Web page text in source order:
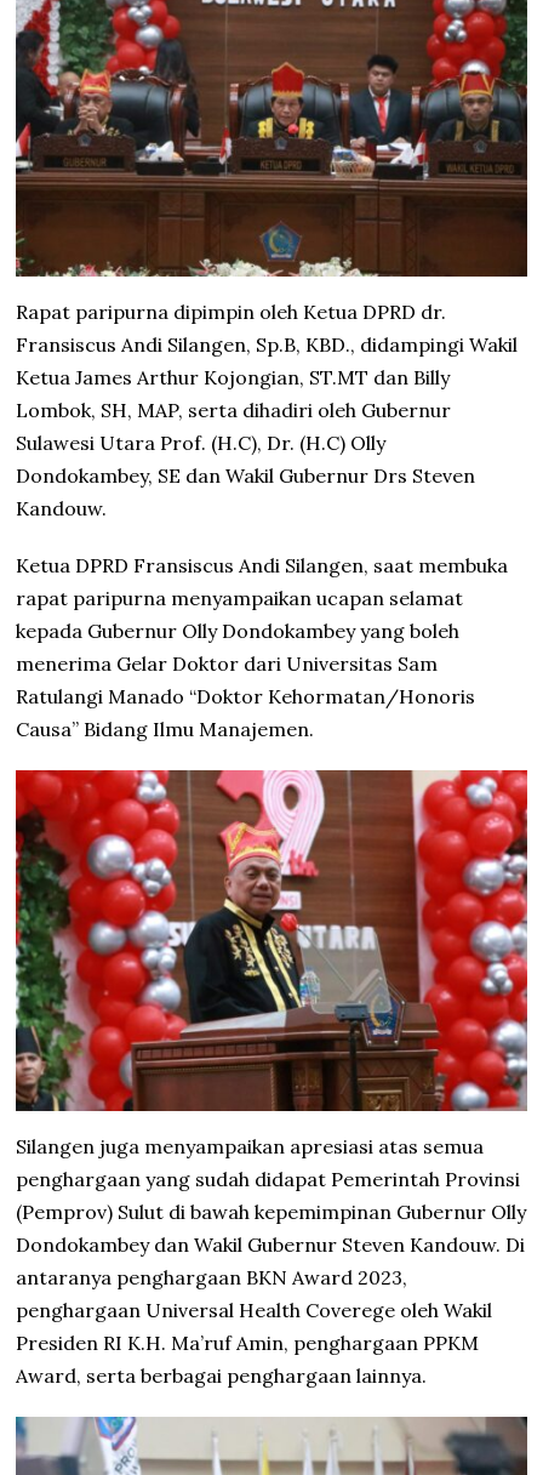
Rapat paripurna dipimpin oleh Ketua DPRD dr.
Fransiscus Andi Silangen, Sp.B, KBD., didampingi Wakil
Ketua James Arthur Kojongian, ST.MT dan Billy
Lombok, SH, MAP, serta dihadiri oleh Gubernur
Sulawesi Utara Prof. (H.C), Dr. (H.C) Olly
Dondokambey, SE dan Wakil Gubernur Drs Steven
Kandouw.
Ketua DPRD Fransiscus Andi Silangen, saat membuka
rapat paripurna menyampaikan ucapan selamat
kepada Gubernur Olly Dondokambey yang boleh
menerima Gelar Doktor dari Universitas Sam
Ratulangi Manado “Doktor Kehormatan/Honoris
Causa” Bidang Ilmu Manajemen.
Silangen juga menyampaikan apresiasi atas semua
penghargaan yang sudah didapat Pemerintah Provinsi
(Pemprov) Sulut di bawah kepemimpinan Gubernur Olly
Dondokambey dan Wakil Gubernur Steven Kandouw. Di
antaranya penghargaan BKN Award 2023,
penghargaan Universal Health Coverege oleh Wakil
Presiden RI K.H. Ma’ruf Amin, penghargaan PPKM
Award, serta berbagai penghargaan lainnya.